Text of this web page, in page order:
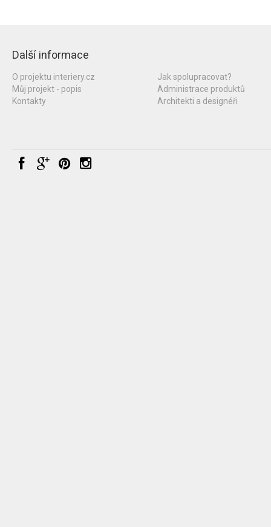
Další informace
O projektu interiery.cz
Můj projekt - popis
Kontakty
Jak spolupracovat?
Administrace produktů
Architekti a designéři